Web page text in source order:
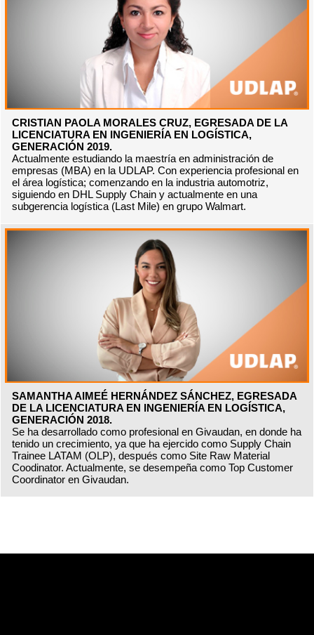
CRISTIAN PAOLA MORALES CRUZ, EGRESADA DE LA
LICENCIATURA EN INGENIERÍA EN LOGÍSTICA,
GENERACIÓN 2019.
Actualmente estudiando la maestría en administración de
empresas (MBA) en la UDLAP. Con experiencia profesional en
el área logística; comenzando en la industria automotriz,
siguiendo en DHL Supply Chain y actualmente en una
subgerencia logística (Last Mile) en grupo Walmart.
SAMANTHA AIMEÉ HERNÁNDEZ SÁNCHEZ, EGRESADA
DE LA LICENCIATURA EN INGENIERÍA EN LOGÍSTICA,
GENERACIÓN 2018.
Se ha desarrollado como profesional en Givaudan, en donde ha
tenido un crecimiento, ya que ha ejercido como Supply Chain
Trainee LATAM (OLP), después como Site Raw Material
Coodinator. Actualmente, se desempeña como Top Customer
Coordinator en Givaudan.